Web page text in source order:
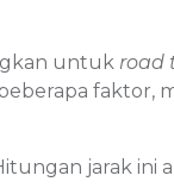
untuk road
faktor,
jarak